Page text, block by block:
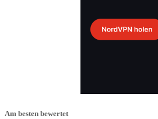
Am besten bewertet